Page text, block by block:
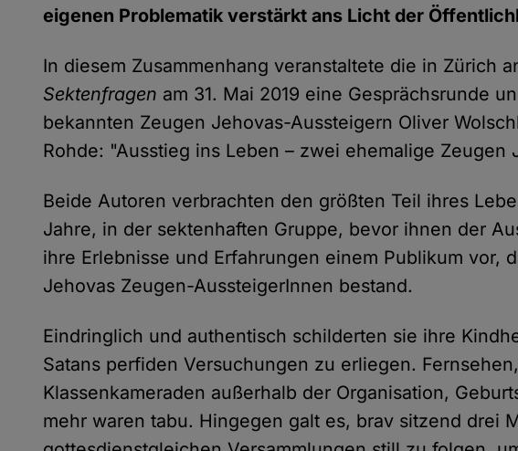
eigenen Problematik verstärkt ans Licht der
In diesem Zusammenhang veranstaltete die in Zürich
Sektenfragen am 31. Mai 2019 eine Gesprächsrunde
bekannten Zeugen Jehovas-Aussteigern Oliver
Rohde: "Ausstieg ins Leben – zwei ehemalige Zeugen
Beide Autoren verbrachten den größten Teil ihres
Jahre, in der sektenhaften Gruppe, bevor ihnen der
ihre Erlebnisse und Erfahrungen einem Publikum vor,
Jehovas Zeugen-AussteigerInnen bestand.
Eindringlich und authentisch schilderten sie ihre
Satans perfiden Versuchungen zu erliegen.
Klassenkameraden außerhalb der Organisation,
mehr waren tabu. Hingegen galt es, brav sitzend drei